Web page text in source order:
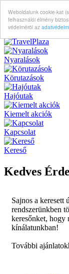
Weboldalunk cookie-kat
felhasználói élmény
védelméröl az
Nyaralások
Körutazások
Hajóutak
Kiemelt akciók
Kapcsolat
Kereső
Kedves
Sajnos a keresett
rendszerünkben
keresőnket, hogy
kínálatunkban!
További